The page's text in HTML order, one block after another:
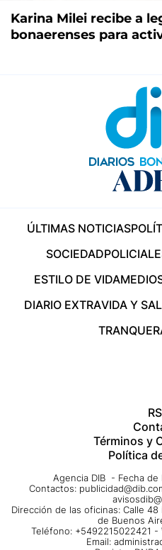
Karina Milei recibe a
bonaerenses para
ÚLTIMAS NOTICIAS
SOCIEDAD
ESTILO DE VIDA
DIARIO EXTRAVIDA Y
Términos y
Política
Agencia DIB - Fecha de
Contactos:
Dirección de las oficinas: Calle
de Buenos
Teléfono: +5492215022421 -
Email: